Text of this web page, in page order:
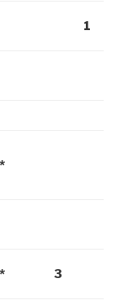
1
*
* 3